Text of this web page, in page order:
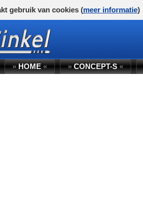
»HOME« »CONCEPT-S«
gebruik van cookies (meer informatie)